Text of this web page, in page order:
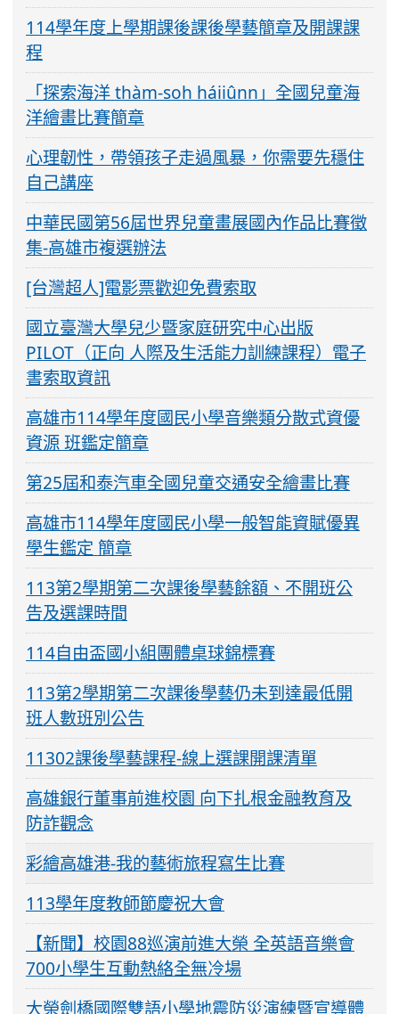
114學年度上學期課後課後學藝簡章及開課課
程
「探索海洋 thàm-soh háiiûnn」全國兒童海
洋繪畫比賽簡章
心理韌性，帶領孩子走過風暴，你需要先穩住
自己講座
中華民國第56屆世界兒童畫展國內作品比賽徵
集-高雄市複選辦法
[台灣超人]電影票歡迎免費索取
國立臺灣大學兒少暨家庭研究中心出版
PILOT（正向 人際及生活能力訓練課程）電子
書索取資訊
高雄市114學年度國民小學音樂類分散式資優
資源 班鑑定簡章
第25屆和泰汽車全國兒童交通安全繪畫比賽
高雄市114學年度國民小學一般智能資賦優異
學生鑑定 簡章
113第2學期第二次課後學藝餘額、不開班公
告及選課時間
114自由盃國小組團體桌球錦標賽
113第2學期第二次課後學藝仍未到達最低開
班人數班別公告
11302課後學藝課程-線上選課開課清單
高雄銀行董事前進校園 向下扎根金融教育及
防詐觀念
彩繪高雄港-我的藝術旅程寫生比賽
113學年度教師節慶祝大會
【新聞】校園88巡演前進大榮 全英語音樂會
700小學生互動熱絡全無冷場
大榮劍橋國際雙語小學地震防災演練暨宣導體